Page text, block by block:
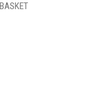
BASKET